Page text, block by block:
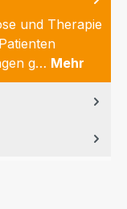
und Therapie
g… Mehr